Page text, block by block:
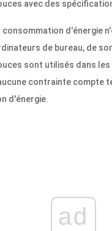
avec des
consommation d'énergie
de bureau, de
sont utilisés dans
contrainte compte
d'énergie.
ad